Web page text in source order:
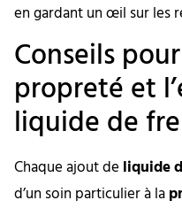
en gardant un œil sur les
Conseils
propreté et
liquide de
Chaque ajout de liquide
d’un soin particulier à la